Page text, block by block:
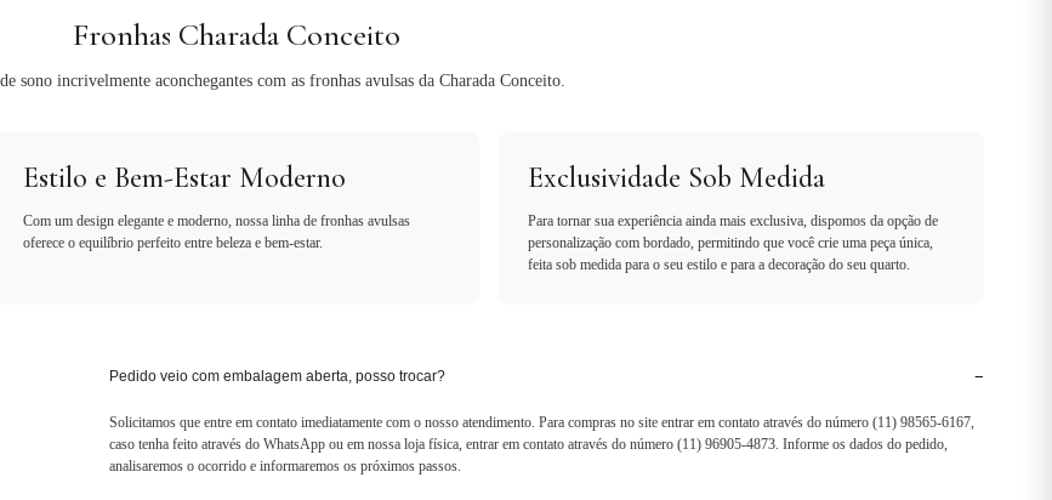
Fronhas Charada Conceito
sono incrivelmente aconchegantes com as fronhas avulsas da Charada Conceito.
Estilo e Bem-Estar Moderno
Com um design elegante e moderno, nossa linha de fronhas avulsas
oferece o equilíbrio perfeito entre beleza e bem-estar.
Exclusividade Sob Medida
Para tornar sua experiência ainda mais exclusiva, dispomos da opção de
personalização com bordado, permitindo que você crie uma peça única,
feita sob medida para o seu estilo e para a decoração do seu quarto.
Pedido veio com embalagem aberta, posso trocar? −
Solicitamos que entre em contato imediatamente com o nosso atendimento. Para compras no site entrar em contato através do número (11) 98565-6167,
caso tenha feito através do WhatsApp ou em nossa loja física, entrar em contato através do número (11) 96905-4873. Informe os dados do pedido,
analisaremos o ocorrido e informaremos os próximos passos.